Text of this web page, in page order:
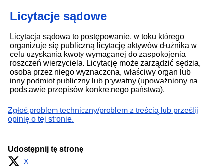
Licytacje sądowe
Licytacja sądowa to postępowanie, w toku którego
organizuje się publiczną licytację aktywów dłużnika w
celu uzyskania kwoty wymaganej do zaspokojenia
roszczeń wierzyciela. Licytację może zarządzić sędzia,
osoba przez niego wyznaczona, właściwy organ lub
inny podmiot publiczny lub prywatny (upoważniony na
podstawie przepisów konkretnego państwa).
Zgłoś problem techniczny/problem z treścią lub prześlij
opinię o tej stronie.
Udostępnij tę stronę
X